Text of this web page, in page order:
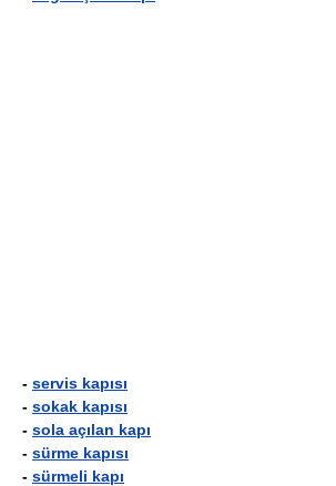
- servis kapısı
- sokak kapısı
- sola açılan kapı
- sürme kapısı
- sürmeli kapı